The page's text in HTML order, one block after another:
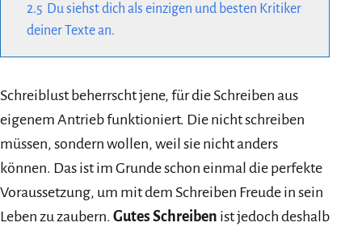
2.5 Du siehst dich als einzigen und besten Kritiker
deiner Texte an.
Schreiblust beherrscht jene, für die Schreiben aus
eigenem Antrieb funktioniert. Die nicht schreiben
müssen, sondern wollen, weil sie nicht anders
können. Das ist im Grunde schon einmal die perfekte
Voraussetzung, um mit dem Schreiben Freude in sein
Leben zu zaubern. Gutes Schreiben ist jedoch deshalb